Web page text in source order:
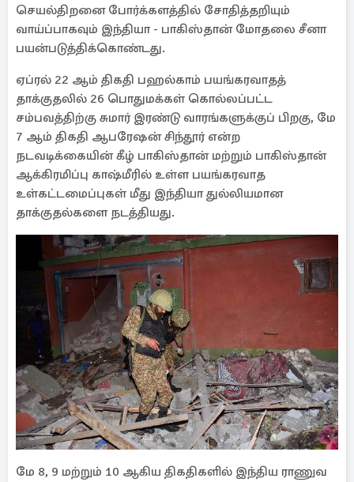
செயல்திறனை போர்க்களத்தில் சோதித்தறியும்
வாய்ப்பாகவும் இந்தியா - பாகிஸ்தான் மோதலை சீனா
பயன்படுத்திக்கொண்டது.
ஏப்ரல் 22 ஆம் திகதி பஹல்காம் பயங்கரவாதத்
தாக்குதலில் 26 பொதுமக்கள் கொல்லப்பட்ட
சம்பவத்திற்கு சுமார் இரண்டு வாரங்களுக்குப் பிறகு, மே
7 ஆம் திகதி ஆபரேஷன் சிந்தூர் என்ற
நடவடிக்கையின் கீழ் பாகிஸ்தான் மற்றும் பாகிஸ்தான்
ஆக்கிரமிப்பு காஷ்மீரில் உள்ள பயங்கரவாத
உள்கட்டமைப்புகள் மீது இந்தியா துல்லியமான
தாக்குதல்களை நடத்தியது.
மே 8, 9 மற்றும் 10 ஆகிய திகதிகளில் இந்திய ராணுவ